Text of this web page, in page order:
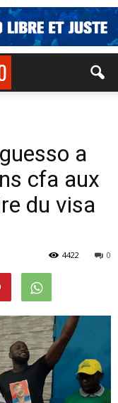
a
cfa aux
du visa
0
4422